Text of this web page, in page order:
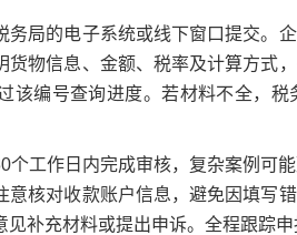
局的电子系统或线下窗口提交。企
货物信息、金额、税率及计算方式
该编号查询进度。若材料不全，
作日内完成审核，复杂案例可能
意核对收款账户信息，避免因填写
补充材料或提出申诉。全程跟踪